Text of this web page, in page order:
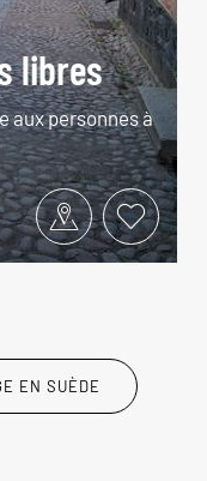
libres
aux personnes à
EN SUÈDE